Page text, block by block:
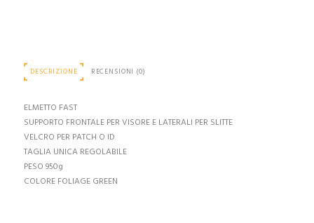
DESCRIZIONE RECENSIONI (0)
ELMETTO FAST
SUPPORTO FRONTALE PER VISORE E LATERALI PER SLITTE
VELCRO PER PATCH O ID
TAGLIA UNICA REGOLABILE
PESO 950g
COLORE FOLIAGE GREEN